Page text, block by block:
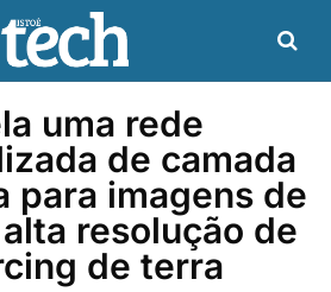
uma rede
de camada
para imagens de
resolução de
de terra